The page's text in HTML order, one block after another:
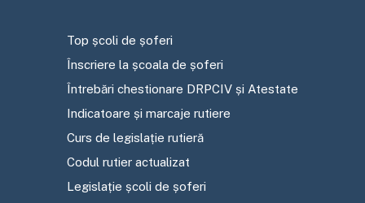
Top școli de șoferi
Înscriere la școala de șoferi
Întrebări chestionare DRPCIV și Atestate
Indicatoare și marcaje rutiere
Curs de legislație rutieră
Codul rutier actualizat
Legislație școli de șoferi